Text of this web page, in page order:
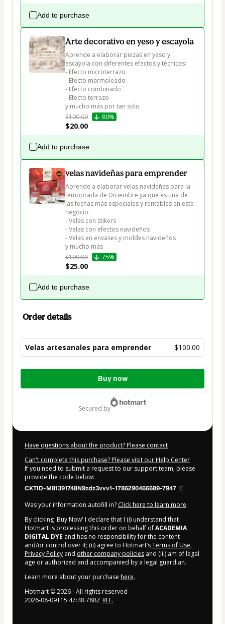
Add to purchase
Arte decorativo en yeso y escayola
Aprende a elaborar piezas en yeso y
escayola con diferentes efectos y técnicas:
- Efecto microterrazo
- Efecto marmoleado
- Efecto combinado
- Efecto terrazo
y mucho más por tan solo
$100.00
80%
$20.00
Add to purchase
velas navideñas para emprender
Aprende a elaborar velas navideñas para la
temporada de Diciembre ya que es una de
las fechas más especiales y rentables en este
negocio.
- Velas con stikers
- Velas con efectos navideños
- Velas en envases y moldes navideños
y mucho más
$100.00
75%
$25.00
Add to purchase
Order details
Velas artesanales para emprender $100.00
Total
Buy now
secured by
Have questions about the product? Please contact
Can't complete this purchase? Please visit our Help Center
If you need to submit a request to our support team, please
provide the code below:
CKTID-M81391748N9zdz3vvv1-1786290466689-7947
Was your information autofill in? Click here to learn more.
By clicking 'Buy Now' I declare that I (i) understand that
Hotmart is processing this order on behalf ofACADEMIA
DIGITAL DYE and has no responsibility for the content
and/or control over it; (ii) agree to Hotmart’sTerms of Use,
Privacy Policy and other company policies and (iii) am of legal
age or authorized and accompanied by a legal guardian.
Learn more about your purchase here.
Hotmart ©2026- All rights reserved
2026-08-09T15:47:48.788Z REF.